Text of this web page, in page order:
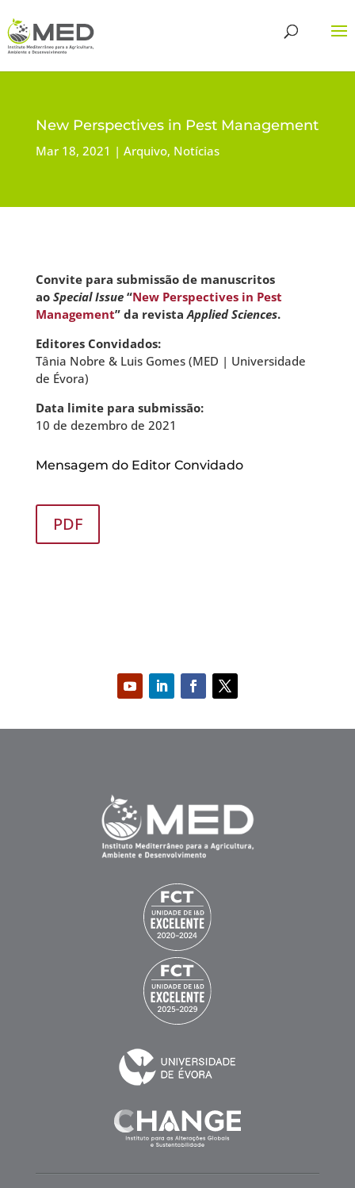
New Perspectives in Pest Management
Mar 18, 2021 Arquivo, Notícias
Convite para submissão de manuscritos
ao Special Issue “New Perspectives in Pest
Management” da revistaApplied Sciences.
Editores Convidados:
Tânia Nobre & Luis Gomes (MED | Universidade
de Évora)
Data limite para submissão:
10 de dezembro de 2021
Mensagem do Editor Convidado
PDF